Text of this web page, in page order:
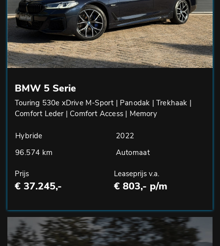
BMW 5 Serie
Touring 530e xDrive M-Sport | Panodak | Trekhaak |
Comfort Leder | Comfort Access | Memory
Hybride
2022
96.574 km
Automaat
Prijs
€ 37.245,-
Leaseprijs v.a.
€ 803,- p/m